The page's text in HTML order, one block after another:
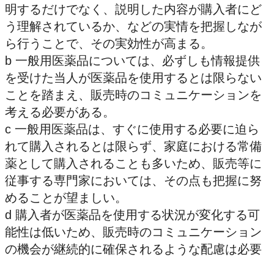
明するだけでなく、説明した内容が購入者にど
う理解されているか、などの実情を把握しなが
ら行うことで、その実効性が高まる。
b 一般用医薬品については、必ずしも情報提供
を受けた当人が医薬品を使用するとは限らない
ことを踏まえ、販売時のコミュニケーションを
考える必要がある。
c 一般用医薬品は、すぐに使用する必要に迫ら
れて購入されるとは限らず、家庭における常備
薬として購入されることも多いため、販売等に
従事する専門家においては、その点も把握に努
めることが望ましい。
d 購入者が医薬品を使用する状況が変化する可
能性は低いため、販売時のコミュニケーション
の機会が継続的に確保されるような配慮は必要